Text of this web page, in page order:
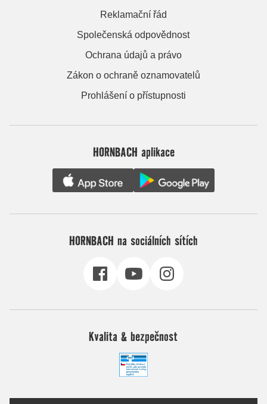
Reklamační řád
Společenská odpovědnost
Ochrana údajů a právo
Zákon o ochraně oznamovatelů
Prohlášení o přístupnosti
HORNBACH aplikace
HORNBACH na sociálních sítích
Kvalita & bezpečnost